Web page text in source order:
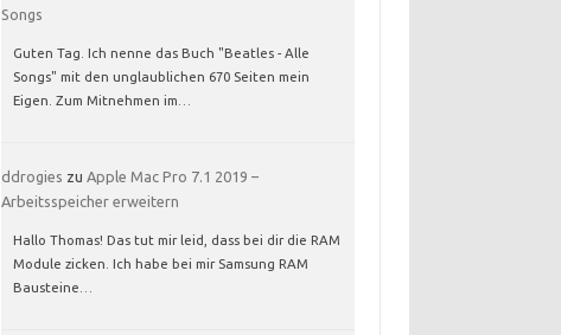
Songs
Guten Tag. Ich nenne das Buch "Beatles - Alle
Songs" mit den unglaublichen 670 Seiten mein
Eigen. Zum Mitnehmen im…
ddrogies zuApple Mac Pro 7.1 2019 –
Arbeitsspeicher erweitern
Hallo Thomas! Das tut mir leid, dass bei dir die RAM
Module zicken. Ich habe bei mir Samsung RAM
Bausteine…